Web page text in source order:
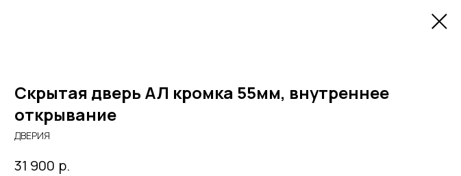
Скрытая дверь АЛ кромка 55мм, внутреннее
открывание
ДВЕРИЯ
31 900 р.